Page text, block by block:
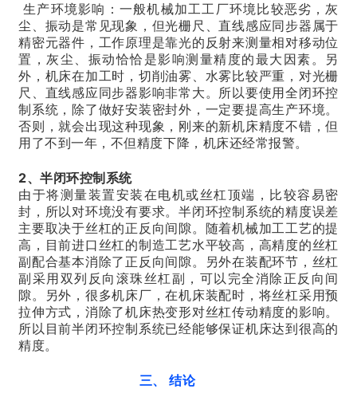
生产环境影响：一般机械加工工厂环境比较恶劣，灰
尘、振动是常见现象，但光栅尺、直线感应同步器属于
精密元器件，工作原理是靠光的反射来测量相对移动位
置，灰尘、振动恰恰是影响测量精度的最大因素。另
外，机床在加工时，切削油雾、水雾比较严重，对光栅
尺、直线感应同步器影响非常大。所以要使用全闭环控
制系统，除了做好安装密封外，一定要提高生产环境。
否则，就会出现这种现象，刚来的新机床精度不错，但
用了不到一年，不但精度下降，机床还经常报警。
2、半闭环控制系统
由于将测量装置安装在电机或丝杠顶端，比较容易密
封，所以对环境没有要求。半闭环控制系统的精度误差
主要取决于丝杠的正反向间隙。随着机械加工工艺的提
高，目前进口丝杠的制造工艺水平较高，高精度的丝杠
副配合基本消除了正反向间隙。另外在装配环节，丝杠
副采用双列反向滚珠丝杠副，可以完全消除正反向间
隙。另外，很多机床厂，在机床装配时，将丝杠采用预
拉伸方式，消除了机床热变形对丝杠传动精度的影响。
所以目前半闭环控制系统已经能够保证机床达到很高的
精度。
三、 结论